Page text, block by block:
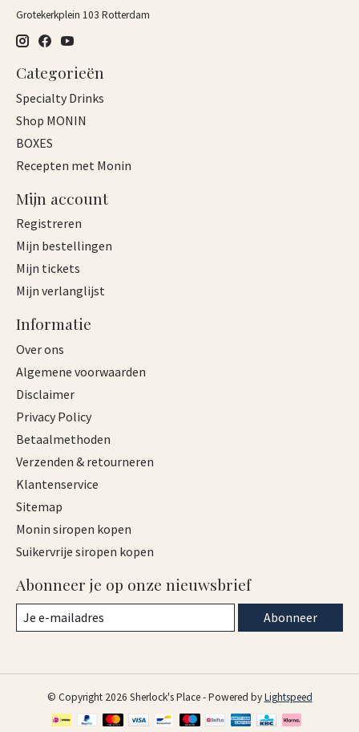
Grotekerkplein 103 Rotterdam
Categorieën
Specialty Drinks
Shop MONIN
BOXES
Recepten met Monin
Mijn account
Registreren
Mijn bestellingen
Mijn tickets
Mijn verlanglijst
Informatie
Over ons
Algemene voorwaarden
Disclaimer
Privacy Policy
Betaalmethoden
Verzenden & retourneren
Klantenservice
Sitemap
Monin siropen kopen
Suikervrije siropen kopen
Abonneer je op onze nieuwsbrief
Abonneer
© Copyright 2026 Sherlock's Place - Powered byLightspeed